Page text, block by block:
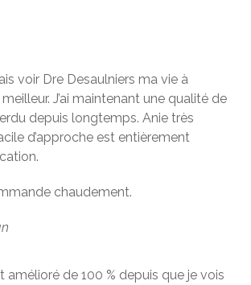
voir Dre Desaulniers ma vie à
J’ai maintenant une qualité de
depuis longtemps. Anie très
d’approche est entièrement
chaudement.
amélioré de 100 % depuis que je vois